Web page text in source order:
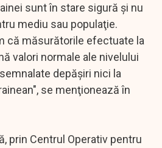
sunt în stare sigură şi nu
mediu sau populaţie.
că măsurătorile efectuate la
valori normale ale nivelului
depăşiri nici la
se menţionează în
prin Centrul Operativ pentru